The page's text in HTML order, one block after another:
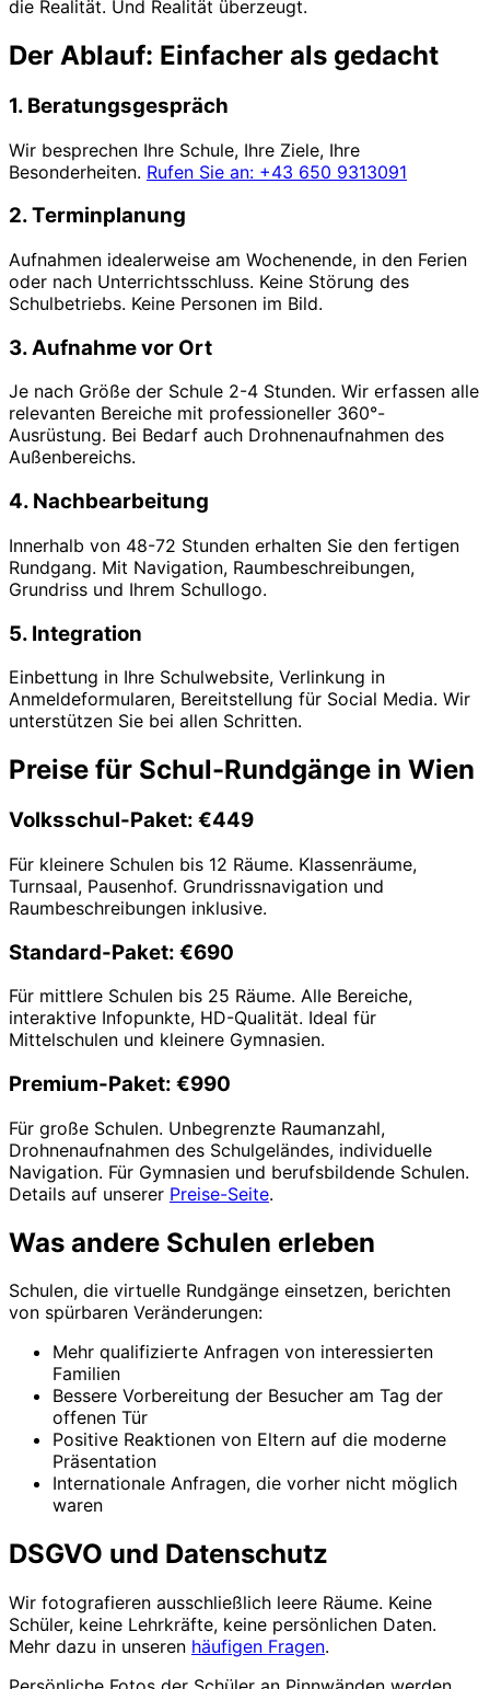
die Realität. Und Realität überzeugt.
Der Ablauf: Einfacher als gedacht
1. Beratungsgespräch
Wir besprechen Ihre Schule, Ihre Ziele, Ihre
Besonderheiten. Rufen Sie an: +43 650 9313091
2. Terminplanung
Aufnahmen idealerweise am Wochenende, in den Ferien
oder nach Unterrichtsschluss. Keine Störung des
Schulbetriebs. Keine Personen im Bild.
3. Aufnahme vor Ort
Je nach Größe der Schule 2-4 Stunden. Wir erfassen alle
relevanten Bereiche mit professioneller 360°-
Ausrüstung. Bei Bedarf auch Drohnenaufnahmen des
Außenbereichs.
4. Nachbearbeitung
Innerhalb von 48-72 Stunden erhalten Sie den fertigen
Rundgang. Mit Navigation, Raumbeschreibungen,
Grundriss und Ihrem Schullogo.
5. Integration
Einbettung in Ihre Schulwebsite, Verlinkung in
Anmeldeformularen, Bereitstellung für Social Media. Wir
unterstützen Sie bei allen Schritten.
Preise für Schul-Rundgänge in Wien
Volksschul-Paket: €449
Für kleinere Schulen bis 12 Räume. Klassenräume,
Turnsaal, Pausenhof. Grundrissnavigation und
Raumbeschreibungen inklusive.
Standard-Paket: €690
Für mittlere Schulen bis 25 Räume. Alle Bereiche,
interaktive Infopunkte, HD-Qualität. Ideal für
Mittelschulen und kleinere Gymnasien.
Premium-Paket: €990
Für große Schulen. Unbegrenzte Raumanzahl,
Drohnenaufnahmen des Schulgeländes, individuelle
Navigation. Für Gymnasien und berufsbildende Schulen.
Details auf unserer Preise-Seite.
Was andere Schulen erleben
Schulen, die virtuelle Rundgänge einsetzen, berichten
von spürbaren Veränderungen:
Mehr qualifizierte Anfragen von interessierten
Familien
Bessere Vorbereitung der Besucher am Tag der
offenen Tür
Positive Reaktionen von Eltern auf die moderne
Präsentation
Internationale Anfragen, die vorher nicht möglich
waren
DSGVO und Datenschutz
Wir fotografieren ausschließlich leere Räume. Keine
Schüler, keine Lehrkräfte, keine persönlichen Daten.
Mehr dazu in unseren häufigen Fragen.